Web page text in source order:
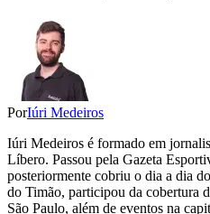
PorIúri Medeiros
Iúri Medeiros é formado em
Líbero. Passou pela Gazeta
posteriormente cobriu o dia a dia
do Timão, participou da cobertura
São Paulo, além de eventos na